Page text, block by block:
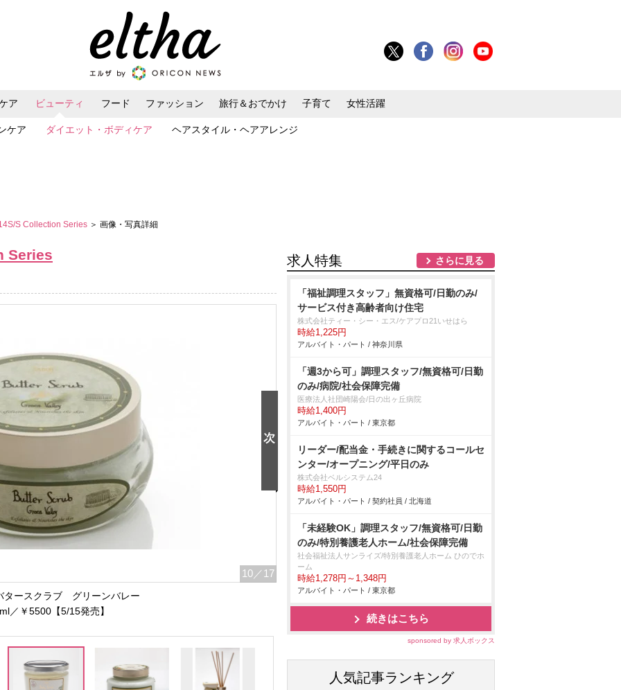
ア ビューティ
ケア ダイエット・ボディケア ヘアスタイル・ヘアアレンジ
フード ファッション 旅行＆おでかけ 子育て 女性活躍
S Collection Series ＞ 画像・写真詳細
Series
10 ／17
ースクラブ グリーンバレー
／￥5500【5/15発売】
求人特集 さらに見る
「福祉調理スタッフ」無資格可/日勤のみ/
サービス付き高齢者向け住宅
株式会社ティー・シー・エス/ケアプロ21いせはら
時給1,225円
アルバイト・パート / 神奈川県
「週3から可」調理スタッフ/無資格可/日勤
のみ/病院/社会保障完備
医療法人社団崎陽会/日の出ヶ丘病院
時給1,400円
アルバイト・パート / 東京都
リーダー/配当金・手続きに関するコールセ
ンター/オープニング/平日のみ
株式会社ベルシステム24
時給1,550円
アルバイト・パート / 契約社員 / 北海道
「未経験OK」調理スタッフ/無資格可/日勤
のみ/特別養護老人ホーム/社会保障完備
社会福祉法人サンライズ/特別養護老人ホーム ひのでホ
ーム
時給1,278円～1,348円
アルバイト・パート / 東京都
続きはこちら
sponsored by 求人ボックス
人気記事ランキング